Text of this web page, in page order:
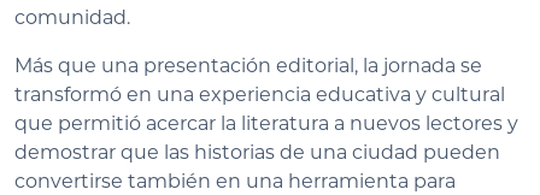
comunidad.
Más que una presentación editorial, la jornada se
transformó en una experiencia educativa y cultural
que permitió acercar la literatura a nuevos lectores y
demostrar que las historias de una ciudad pueden
convertirse también en una herramienta para